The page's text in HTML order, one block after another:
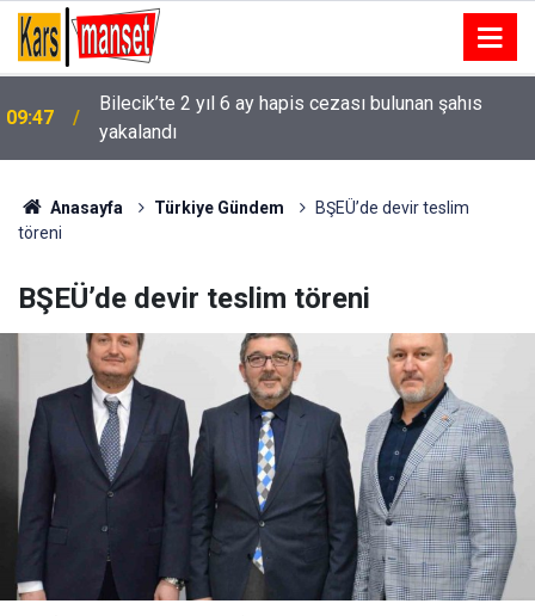
09:47
Kanser taraması için ikna çabası Amerika’da
yaşayan kadını şaşırttı
Anasayfa Türkiye Gündem
BŞEÜ’de devir teslim
töreni
BŞEÜ’de devir teslim töreni